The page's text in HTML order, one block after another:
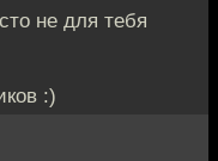
не для тебя
:)